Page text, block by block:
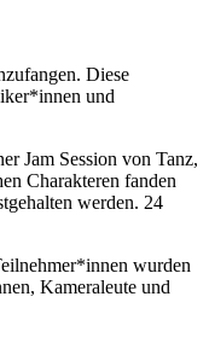
Diese
und
Jam Session von Tanz,
Charakteren fanden
werden. 24
wurden
Kameraleute und